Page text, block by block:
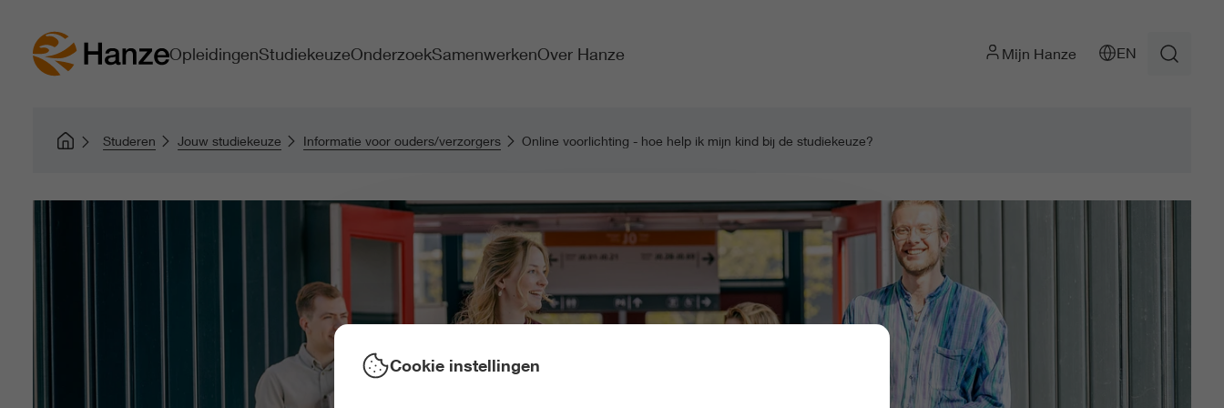
OpleidingenStudiekeuzeOnderzoekSamenwerkenOver Hanze Mijn Hanze EN
Studeren Jouw studiekeuze Informatie voor ouders/verzorgers Online voorlichting - hoe help ik mijn kind bij de studiekeuze?
Cookie instellingen